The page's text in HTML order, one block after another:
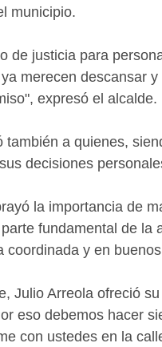
municipio.
de justicia para
merecen descansar
expresó el alcalde.
también a quienes,
decisiones
la importancia de
fundamental de la
coordinada y en
Julio Arreola ofreció
eso debemos hacer
con ustedes en la